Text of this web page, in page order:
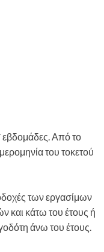
εβδομάδες. Από το
του τοκετού
των εργασίμων
και κάτω του έτους ή
άνω του έτους.